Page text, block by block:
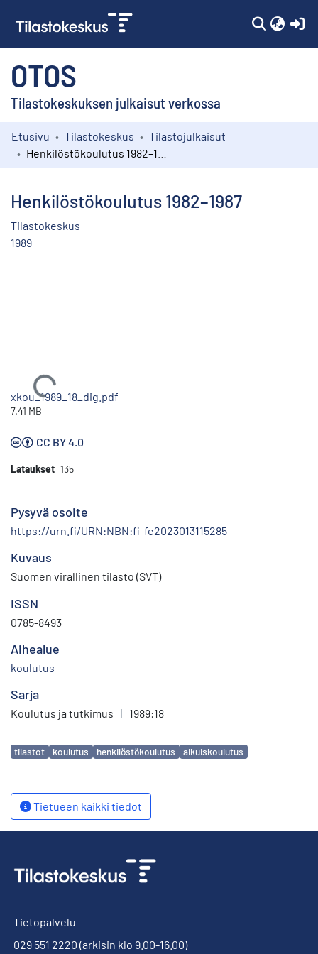
OTOS
Tilastokeskuksen julkaisut verkossa
Kokoelmat
Etusivu Tilastokeskus
Tilastojulkaisut
Henkilöstökoulutus 1982–1987
Tilastokeskus
1989
Ladataan...
xkou_1989_18_dig.pdf
7.41 MB
CC BY 4.0
Lataukset 135
Pysyvä osoite
https://urn.fi/URN:NBN:fi-fe2023013115285
Kuvaus
Suomen virallinen tilasto (SVT)
ISSN
0785-8493
Aihealue
koulutus
Sarja
Koulutus ja tutkimus | 1989:18
Avainsanat
tilastot koulutus henkilöstökoulutus aikuiskoulutus
Tietueen kaikki tiedot
Tietopalvelu
029 551 2220 (arkisin klo 9.00-16.00)